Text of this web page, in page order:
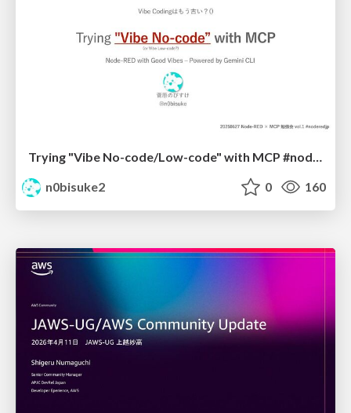
Trying "Vibe No-code/Low-code" with MCP #noderedjp
n0bisuke2
0 160